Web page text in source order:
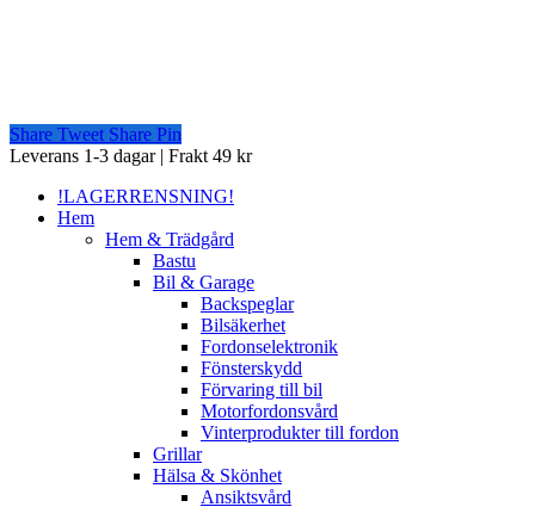
Share Tweet Share Pin
Close
Leverans 1-3 dagar | Frakt 49 kr
!LAGERRENSNING!
Hem
Hem & Trädgård
Bastu
Bil & Garage
Backspeglar
Bilsäkerhet
Fordonselektronik
Fönsterskydd
Förvaring till bil
Motorfordonsvård
Vinterprodukter till fordon
Grillar
Hälsa & Skönhet
Ansiktsvård